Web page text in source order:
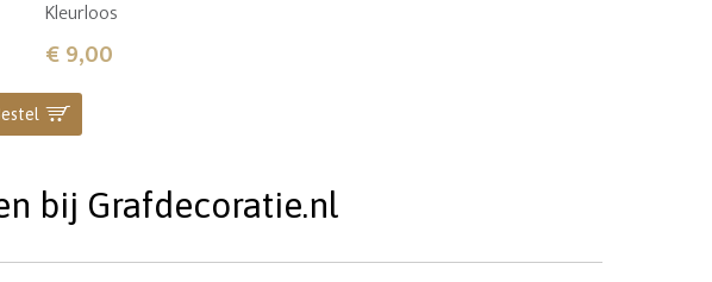
Kleurloos
€ 9,00
bij Grafdecoratie.nl